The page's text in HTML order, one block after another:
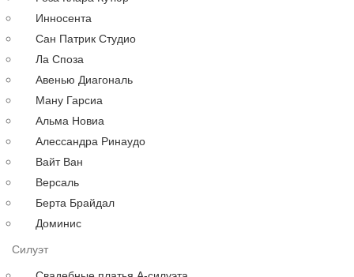
Дорогие
Распродажа
до 30000 руб.
до 40000 руб.
до 60000 руб.
до 80000 руб.
до 100000 руб.
Вечерние платья
Длинные
Коктейльные
Выпускные
Инносента
Сан Патрик Студио
Ла Споза
Авенью Диагональ
Ману Гарсиа
Альма Новиа
Алессандра Ринаудо
Вайт Ван
Версаль
Берта Брайдал
Доминис
Силуэт